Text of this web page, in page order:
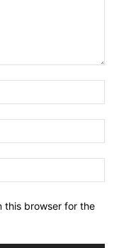
this browser for the